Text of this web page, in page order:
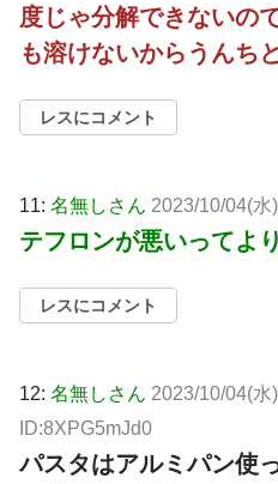
度じゃ分解できないの
も溶けないからうんち
レスにコメント
11: 名無しさん 2023/10/04(
テフロンが悪いってよ
レスにコメント
12: 名無しさん 2023/10/04(水
ID:8XPG5mJd0
パスタはアルミパン使